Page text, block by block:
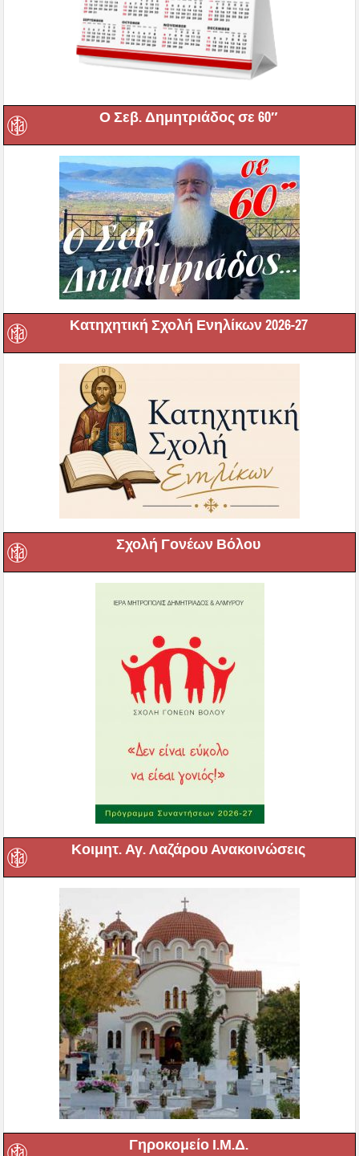
Ο Σεβ. Δημητριάδος σε 60″
Κατηχητική Σχολή Ενηλίκων 2026-27
Σχολή Γονέων Βόλου
Κοιμητ. Αγ. Λαζάρου Ανακοινώσεις
Γηροκομείο Ι.Μ.Δ.